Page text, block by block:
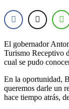
El gobernador
Turismo Receptivo
cual se pudo
En la oportunidad,
queremos darle un
hace tiempo atrás,